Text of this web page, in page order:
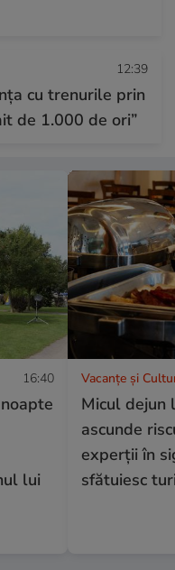
12:39
cu trenurile prin
de 1.000 de ori”
16:40
lui
Vacanțe și
Micul dejun
ascunde
experții în
sfătuiesc